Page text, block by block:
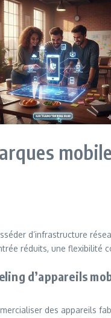
d’infrastructure
réduits, une flexibilité
d’appareils
des appareils